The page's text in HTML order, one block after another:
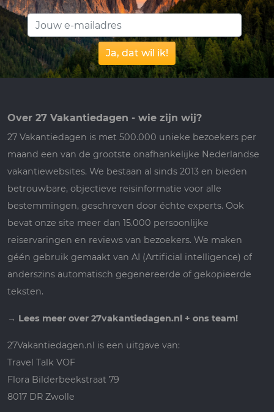
Ja, dat wil ik!
Over 27 Vakantiedagen - wie zijn wij?
27 Vakantiedagen is met 500.000 unieke bezoekers per
maand een van de grootste onafhankelijke Nederlandse
vakantiewebsites. We bestaan al sinds 2013 en bieden
betrouwbare, objectieve reisinformatie voor alle
bestemmingen, geschreven door échte experts. Ook
bevat onze site meer dan 15.000 persoonlijke
reiservaringen en reviews van bezoekers. We maken
géén gebruik gemaakt van AI (Artificial intelligence) of
anderszins automatisch gegenereerde of gekopieerde
teksten.
→ Lees meer over 27vakantiedagen.nl + ons team!
27Vakantiedagen.nl is een uitgave van:
Travel Talk VOF
Flora Bilderbeekstraat 79
8017 DR Zwolle